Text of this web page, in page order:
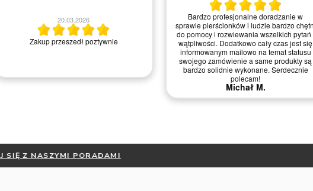
20.03.2026
Zakup przeszedł poztywnie
Bardzo profesjonalne doradzanie w
sprawie pierścionków i ludzie bardzo
do pomocy i rozwiewania wszelkich pytań
wątpliwości. Dodatkowo cały czas jest się
informowanym mailowo na temat statusu
swojego zamówienie a same produkty są
bardzo solidnie wykonane. Serdecznie
polecam!
Michał M.
NIE WIESZ JAK ZMIERZYĆ ROZMIAR ? -